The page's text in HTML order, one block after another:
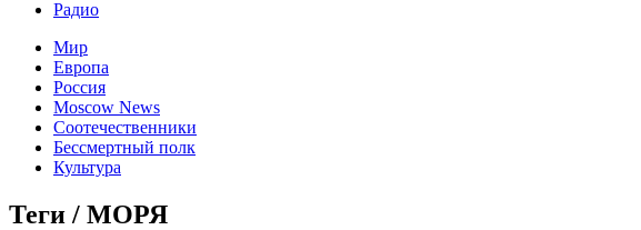
Радио
Мир
Европа
Россия
Moscow News
Соотечественники
Бессмертный полк
Культура
Теги / МОРЯ